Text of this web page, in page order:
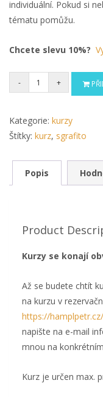
individuální. Pokud si
tématu pomůžu.
Chcete slevu 10%?
Quantity
Kategorie: kurzy
Štítky: kurz, sgrafito
Popis
Product
Kurzy se konají
Až se budete chtít
na kurzu v
https://
napište na e-mail
mnou na
Kurz je určen max.